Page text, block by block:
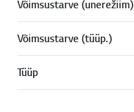
Võimsustarve (unerežiim)
Võimsustarve (tüüp.)
Tüüp